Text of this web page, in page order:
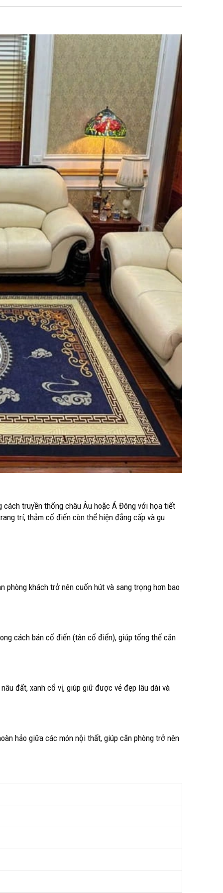
truyền thống châu Âu hoặc Á Đông với họa tiết
trí, thảm cổ điển còn thể hiện đẳng cấp và gu
khách trở nên cuốn hút và sang trọng hơn bao
cách bán cổ điển (tân cổ điển), giúp tổng thể căn
đất, xanh cổ vị, giúp giữ được vẻ đẹp lâu dài và
hảo giữa các món nội thất, giúp căn phòng trở nên